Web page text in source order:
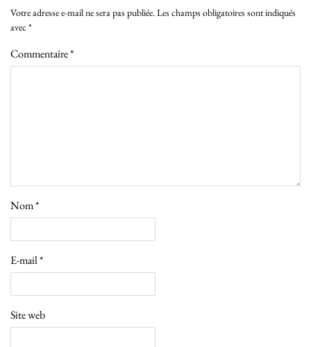
Votre adresse e-mail ne sera pas publiée. Les champs obligatoires sont indiqués
avec *
Commentaire*
Nom*
E-mail*
Site web